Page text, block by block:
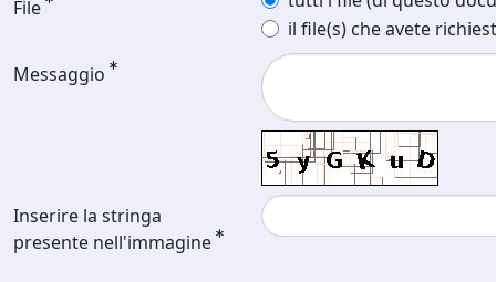
File
il file(s) che avete
Messaggio
Inserire la stringa
presente nell'immagine